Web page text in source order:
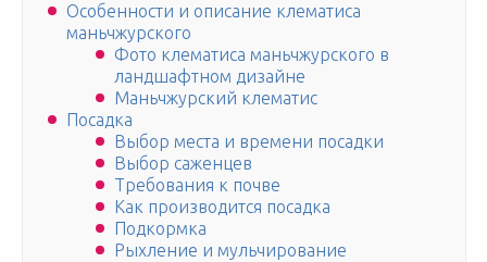
Особенности и описание клематиса
маньчжурского
Фото клематиса маньчжурского в
ландшафтном дизайне
Маньчжурский клематис
Посадка
Выбор места и времени посадки
Выбор саженцев
Требования к почве
Как производится посадка
Подкормка
Рыхление и мульчирование